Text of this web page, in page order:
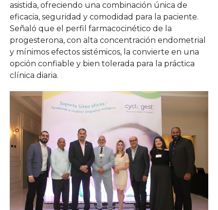
asistida, ofreciendo una combinación única de
eficacia, seguridad y comodidad para la paciente.
Señaló que el perfil farmacocinético de la
progesterona, con alta concentración endometrial
y mínimos efectos sistémicos, la convierte en una
opción confiable y bien tolerada para la práctica
clínica diaria.